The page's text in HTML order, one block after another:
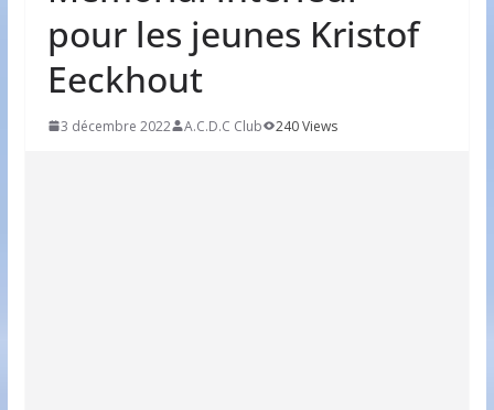
pour les jeunes Kristof
Eeckhout
3 décembre 2022 A.C.D.C Club 240 Views